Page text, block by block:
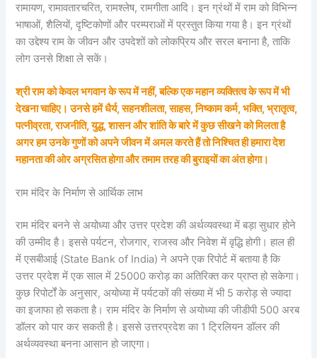
रामायण, रामावतारचरित, रामश्लेष, रामगीता आदि। इन ग्रंथों में राम को विभिन्न
भाषाओं, शैलियों, दृष्टिकोणों और परम्पराओं में प्रस्तुत किया गया है। इन ग्रंथों
का उद्देश्य राम के जीवन और उपदेशों को लोकप्रिय और सरल बनाना है, ताकि
लोग उनसे शिक्षा ले सकें।
श्री राम को केवल भगवान के रूप में नहीं, बल्कि एक महान व्यक्तित्व के रूप में भी
देखना चाहिए। उनसे हमें धैर्य, सहनशीलता, साहस, निष्काम कर्म, भक्ति, भ्रातृत्व,
पत्नीव्रता, राजनीति, युद्ध, शासन और शांति के बारे में कुछ सीखने को मिलता है
अगर हम उनके गुणों को अपने जीवन में अमल करते हैं तो निश्चित ही हमारा देश
महानता की ओर अग्रसित होगा और तमाम तरह की बुराइयों का अंत होगा।
राम मंदिर के निर्माण से आर्थिक लाभ
राम मंदिर बनने से अयोध्या और उत्तर प्रदेश की अर्थव्यवस्था में बड़ा सुधार होने
की उम्मीद है। इससे पर्यटन, रोजगार, राजस्व और निवेश में वृद्धि होगी। हाल ही
में एसबीआई (State Bank of India) ने अपने एक रिपोर्ट में बताया है कि
उत्तर प्रदेश में एक साल में 25000 करोड़ का अतिरिक्त कर प्राप्त हो सकेगा।
कुछ रिपोर्टों के अनुसार, अयोध्या में पर्यटकों की संख्या में भी 5 करोड़ से ज्यादा
का इजाफा हो सकता है। राम मंदिर के निर्माण से अयोध्या की जीडीपी 500 अरब
डॉलर को पार कर सकती है। इससे उत्तरप्रदेश का 1 ट्रिलियन डॉलर की
अर्थव्यवस्था बनना आसान हो जाएगा।